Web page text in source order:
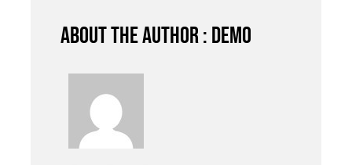
About the author : demo